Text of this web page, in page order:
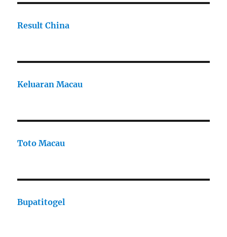
Result China
Keluaran Macau
Toto Macau
Bupatitogel